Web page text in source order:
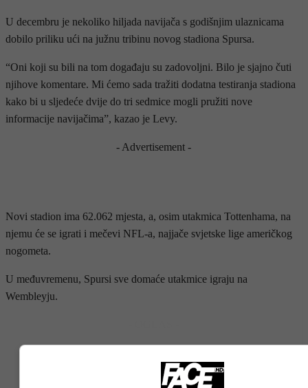
U decembru je nekoliko hiljada navijača s godišnjim ulaznicama
dobilo priliku ući na južnu tribinu novog stadiona Spursa.
“Oni koji su bili na tom događaju su zadovoljni. Bilo je sjajno čuti
njihove komentare. Mi ćemo sada tražiti dodatna testiranja stadiona
kako bi u sljedeće dvije do tri sedmice mogli pružiti nove
informacije navijačima”, kazao je Levy.
- Advertisement -
Novi stadion ima 62.062 mjesta, a, osim utakmica Tottenhama, na
njemu će se igrati i mečevi NFL-a, najjače svjetske lige američkog
nogometa.
U međuvremenu, Spursi sve domaće utakmice igraju na
Wembleyju.